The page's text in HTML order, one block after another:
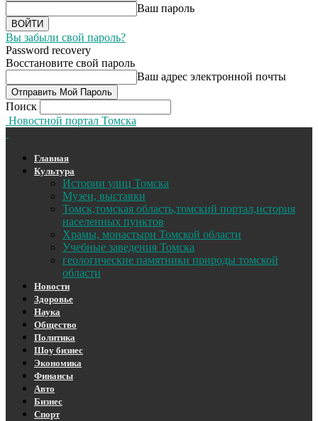
Ваш пароль
Вы забыли свой пароль?
Password recovery
Восстановите свой пароль
Ваш адрес электронной почты
Поиск
Новостной портал Томска
Главная
Культура
Истории улиц Томска
Музеи, выставки
Томск,томская область,томский портал,история
населенных пунктов
Храмы, монастыри Томской области
Учебные заведения Томска
геологические памятники природы томской
области
Новости
Здоровье
Наука
Общество
Политика
Шоу бизнес
Экономика
Финансы
Авто
Бизнес
Спорт